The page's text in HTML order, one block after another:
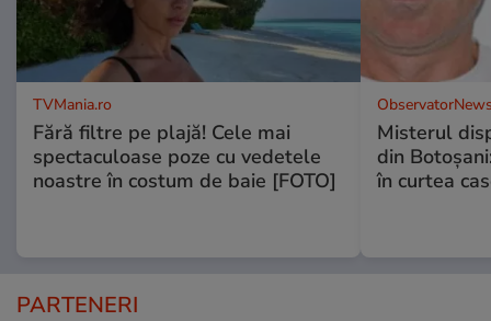
TVMania.ro
Fără filtre pe plajă! Cele mai
spectaculoase poze cu vedetele
noastre în costum de baie [FOTO]
Misterul
din
în curtea
PARTENERI